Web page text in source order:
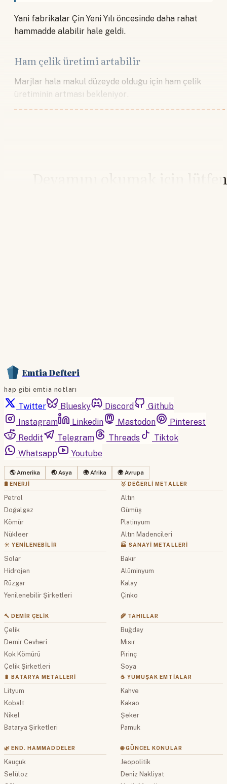
Yani fabrikalar Çin Yeni Yılı öncesinde daha rahat
hammadde alabilir hale geldi.
Ham çelik üretimi artabilir
Marjlar hala makul düzeyde olduğu için ham çelik
üretiminin artması bekleniyor.
Devamını okumak için lütfen
Emtia Defteri
hap gibi emtia notları
Twitter Bluesky Discord
Github
Instagram
Linkedin Mastodon
Pinterest
Reddit
Telegram Threads
Tiktok
Whatsapp
Youtube
🌎 Amerika 🌏 Asya 🌍 Afrika 🌍 Avrupa
🛢 ENERJI
Petrol
Doğalgaz
Kömür
Nükleer
☀️ YENILENEBILIR
Solar
Hidrojen
Rüzgar
Yenilenebilir Şirketleri
🥇 DEĞERLI METALLER
Altın
Gümüş
Platinyum
Altın Madencileri
🏭 SANAYI METALLERI
Bakır
Alüminyum
Kalay
Çinko
🔨 DEMIR ÇELIK
Çelik
Demir Cevheri
Kok Kömürü
Çelik Şirketleri
🔋 BATARYA METALLERI
Lityum
Kobalt
Nikel
Batarya Şirketleri
🌾 TAHILLAR
Buğday
Mısır
Pirinç
Soya
☕ YUMUŞAK EMTIALAR
Kahve
Kakao
Şeker
Pamuk
🌿 END. HAMMADDELER
Kauçuk
Selüloz
🌐 GÜNCEL KONULAR
Jeopolitik
Deniz Nakliyat